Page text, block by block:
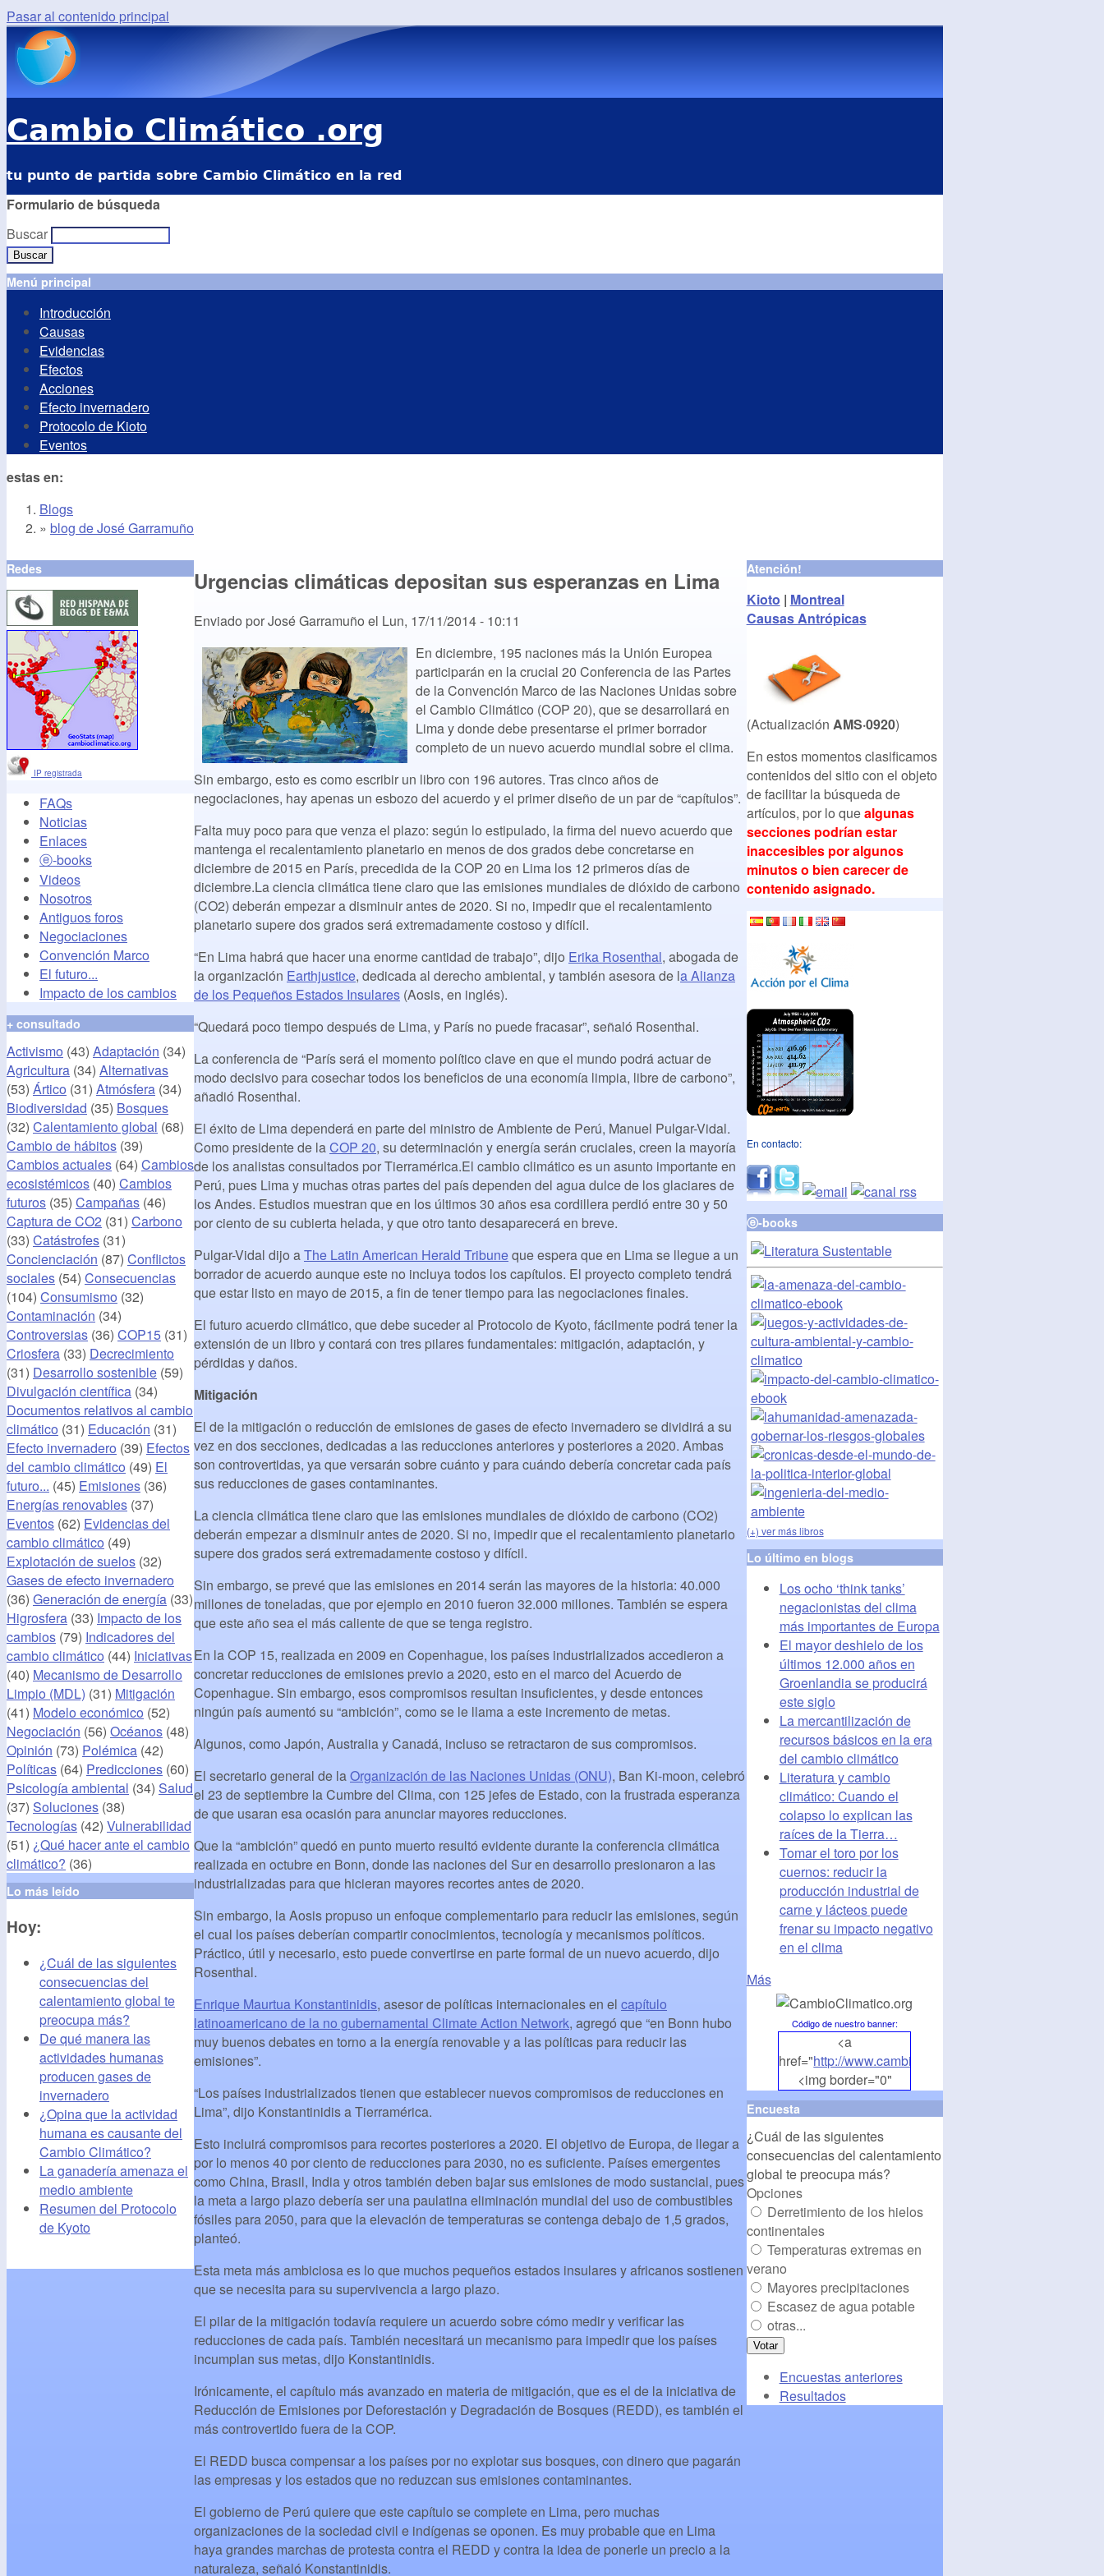
Pasar al contenido principal
Cambio Climático .org
tu punto de partida sobre Cambio Climático en la red
Formulario de búsqueda
Buscar
Menú principal
Introducción
Causas
Evidencias
Efectos
Acciones
Efecto invernadero
Protocolo de Kioto
Eventos
estas en:
Blogs
» blog de José Garramuño
Urgencias climáticas depositan sus esperanzas en Lima
Enviado porJosé Garramuño el Lun, 17/11/2014 - 10:11
En diciembre, 195 naciones más la Unión Europea
participarán en la crucial 20 Conferencia de las Partes
de la Convención Marco de las Naciones Unidas sobre
el Cambio Climático (COP 20), que se desarrollará en
Lima y donde debe presentarse el primer borrador
completo de un nuevo acuerdo mundial sobre el clima.
Sin embargo, esto es como escribir un libro con 196 autores. Tras cinco años de
negociaciones, hay apenas un esbozo del acuerdo y el primer diseño de un par de “capítulos”.
Falta muy poco para que venza el plazo: según lo estipulado, la firma del nuevo acuerdo que
mantenga el recalentamiento planetario en menos de dos grados debe concretarse en
diciembre de 2015 en París, precedida de la COP 20 en Lima los 12 primeros días de
diciembre.La ciencia climática tiene claro que las emisiones mundiales de dióxido de carbono
(CO2) deberán empezar a disminuir antes de 2020. Si no, impedir que el recalentamiento
planetario supere dos grados será extremadamente costoso y difícil.
“En Lima habrá que hacer una enorme cantidad de trabajo”, dijo Erika Rosenthal, abogada de
la organización Earthjustice, dedicada al derecho ambiental, y también asesora de la Alianza
de los Pequeños Estados Insulares (Aosis, en inglés).
“Quedará poco tiempo después de Lima, y París no puede fracasar”, señaló Rosenthal.
La conferencia de “París será el momento político clave en que el mundo podrá actuar de
modo decisivo para cosechar todos los beneficios de una economía limpia, libre de carbono”,
añadió Rosenthal.
El éxito de Lima dependerá en parte del ministro de Ambiente de Perú, Manuel Pulgar-Vidal.
Como presidente de laCOP 20, su determinación y energía serán cruciales, creen la mayoría
de los analistas consultados por Tierramérica.El cambio climático es un asunto importante en
Perú, pues Lima y muchas otras partes del país dependen del agua dulce de los glaciares de
los Andes. Estudios muestran que en los últimos 30 años esa cordillera perdió entre 30 y 50
por ciento de su cubierta helada, y que otro tanto desaparecerá en breve.
Pulgar-Vidal dijo aThe Latin American Herald Tribuneque espera que en Lima se llegue a un
borrador de acuerdo aunque este no incluya todos los capítulos. El proyecto completo tendrá
que estar listo en mayo de 2015, a fin de tener tiempo para las negociaciones finales.
El futuro acuerdo climático, que debe suceder al Protocolo de Kyoto, fácilmente podrá tener la
extensión de un libro y contará con tres pilares fundamentales: mitigación, adaptación, y
pérdidas y daños.
Mitigación
El de la mitigación o reducción de emisiones de gases de efecto invernadero se dividirá a su
vez en dos secciones, dedicadas a las reducciones anteriores y posteriores a 2020. Ambas
son controvertidas, ya que versarán sobre cuánto y para cuándo debería concretar cada país
sus reducciones de gases contaminantes.
La ciencia climática tiene claro que las emisiones mundiales de dióxido de carbono (CO2)
deberán empezar a disminuir antes de 2020. Si no, impedir que el recalentamiento planetario
supere dos grados será extremadamente costoso y difícil.
Sin embargo, se prevé que las emisiones en 2014 serán las mayores de la historia: 40.000
millones de toneladas, que por ejemplo en 2010 fueron 32.000 millones. También se espera
que este año sea el más caliente de que se tenga registro.
En la COP 15, realizada en 2009 en Copenhague, los países industrializados accedieron a
concretar reducciones de emisiones previo a 2020, esto en el marco del Acuerdo de
Copenhague. Sin embargo, esos compromisos resultan insuficientes, y desde entonces
ningún país aumentó su “ambición”, como se le llama a este incremento de metas.
Algunos, como Japón, Australia y Canadá, incluso se retractaron de sus compromisos.
El secretario general de laOrganización de las Naciones Unidas (ONU), Ban Ki-moon, celebró
el 23 de septiembre la Cumbre del Clima, con 125 jefes de Estado, con la frustrada esperanza
de que usaran esa ocasión para anunciar mayores reducciones.
Que la “ambición” quedó en punto muerto resultó evidente durante la conferencia climática
realizada en octubre en Bonn, donde las naciones del Sur en desarrollo presionaron a las
industrializadas para que hicieran mayores recortes antes de 2020.
Sin embargo, la Aosis propuso un enfoque complementario para reducir las emisiones, según
el cual los países deberían compartir conocimientos, tecnología y mecanismos políticos.
Práctico, útil y necesario, esto puede convertirse en parte formal de un nuevo acuerdo, dijo
Rosenthal.
Enrique Maurtua Konstantinidis, asesor de políticas internacionales en el capítulo
latinoamericano de la no gubernamental Climate Action Network, agregó que “en Bonn hubo
muy buenos debates en torno a la energía renovable y a las políticas para reducir las
emisiones”.
“Los países industrializados tienen que establecer nuevos compromisos de reducciones en
Lima”, dijo Konstantinidis a Tierramérica.
Esto incluirá compromisos para recortes posteriores a 2020. El objetivo de Europa, de llegar a
por lo menos 40 por ciento de reducciones para 2030, no es suficiente. Países emergentes
como China, Brasil, India y otros también deben bajar sus emisiones de modo sustancial, pues
la meta a largo plazo debería ser una paulatina eliminación mundial del uso de combustibles
fósiles para 2050, para que la elevación de temperaturas se contenga debajo de 1,5 grados,
planteó.
Esta meta más ambiciosa es lo que muchos pequeños estados insulares y africanos sostienen
que se necesita para su supervivencia a largo plazo.
El pilar de la mitigación todavía requiere un acuerdo sobre cómo medir y verificar las
reducciones de cada país. También necesitará un mecanismo para impedir que los países
incumplan sus metas, dijo Konstantinidis.
Irónicamente, el capítulo más avanzado en materia de mitigación, que es el de la iniciativa de
Reducción de Emisiones por Deforestación y Degradación de Bosques (REDD), es también el
más controvertido fuera de la COP.
El REDD busca compensar a los países por no explotar sus bosques, con dinero que pagarán
las empresas y los estados que no reduzcan sus emisiones contaminantes.
El gobierno de Perú quiere que este capítulo se complete en Lima, pero muchas
organizaciones de la sociedad civil e indígenas se oponen. Es muy probable que en Lima
haya grandes marchas de protesta contra el REDD y contra la idea de ponerle un precio a la
naturaleza, señaló Konstantinidis.
Redes
IP registrada
FAQs
Noticias
Enlaces
ⓔ-books
Videos
Nosotros
Antiguos foros
Negociaciones
Convención Marco
El futuro...
Impacto de los cambios
+ consultado
Activismo (43) Adaptación (34)
Agricultura (34) Alternativas
(53) Ártico (31) Atmósfera (34)
Biodiversidad (35) Bosques
(32) Calentamiento global (68)
Cambio de hábitos (39)
Cambios actuales (64) Cambios
ecosistémicos (40) Cambios
futuros (35) Campañas (46)
Captura de CO2 (31) Carbono
(33) Catástrofes (31)
Concienciación (87) Conflictos
sociales (54) Consecuencias
(104) Consumismo (32)
Contaminación (34)
Controversias (36) COP15 (31)
Criosfera (33) Decrecimiento
(31) Desarrollo sostenible (59)
Divulgación científica (34)
Documentos relativos al cambio
climático (31) Educación (31)
Efecto invernadero (39) Efectos
del cambio climático (49) El
futuro... (45) Emisiones (36)
Energías renovables (37)
Eventos (62) Evidencias del
cambio climático (49)
Explotación de suelos (32)
Gases de efecto invernadero
(36) Generación de energía (33)
Higrosfera (33) Impacto de los
cambios (79) Indicadores del
cambio climático (44) Iniciativas
(40) Mecanismo de Desarrollo
Limpio (MDL) (31) Mitigación
(41) Modelo económico (52)
Negociación (56) Océanos (48)
Opinión (73) Polémica (42)
Políticas (64) Predicciones (60)
Psicología ambiental (34) Salud
(37) Soluciones (38)
Tecnologías (42) Vulnerabilidad
(51) ¿Qué hacer ante el cambio
climático? (36)
Lo más leído
Hoy:
¿Cuál de las siguientes
consecuencias del
calentamiento global te
preocupa más?
De qué manera las
actividades humanas
producen gases de
invernadero
¿Opina que la actividad
humana es causante del
Cambio Climático?
La ganadería amenaza el
medio ambiente
Resumen del Protocolo
de Kyoto
Atención!
Kioto | Montreal
Causas Antrópicas
(Actualización AMS·0920)
En estos momentos clasificamos
contenidos del sitio con el objeto
de facilitar la búsqueda de
artículos, por lo quealgunas
secciones podrían estar
inaccesibles por algunos
minutos o bien carecer de
contenido asignado.
En contacto:
ⓔ-books
(+) ver más libros
Lo último en blogs
Los ocho ‘think tanks’
negacionistas del clima
más importantes de Europa
El mayor deshielo de los
últimos 12.000 años en
Groenlandia se producirá
este siglo
La mercantilización de
recursos básicos en la era
del cambio climático
Literatura y cambio
climático: Cuando el
colapso lo explican las
raíces de la Tierra…
Tomar el toro por los
cuernos: reducir la
producción industrial de
carne y lácteos puede
frenar su impacto negativo
en el clima
Más
Código de nuestro banner:
<a
href="http://www.cambioclimatico.org
<img border="0"
align="middle"
src="http://www.cambioclimatico.org/banners/
alt="CambioClimatico.org"
/></a>
Encuesta
¿Cuál de las siguientes
consecuencias del calentamiento
global te preocupa más?
Opciones
Derretimiento de los hielos
continentales
Temperaturas extremas en
verano
Mayores precipitaciones
Escasez de agua potable
otras...
Encuestas anteriores
Resultados